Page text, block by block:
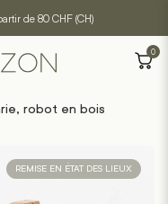
de 80 CHF (CH)
0
robot en bois
REMISE EN ÉTAT DES LIEUX